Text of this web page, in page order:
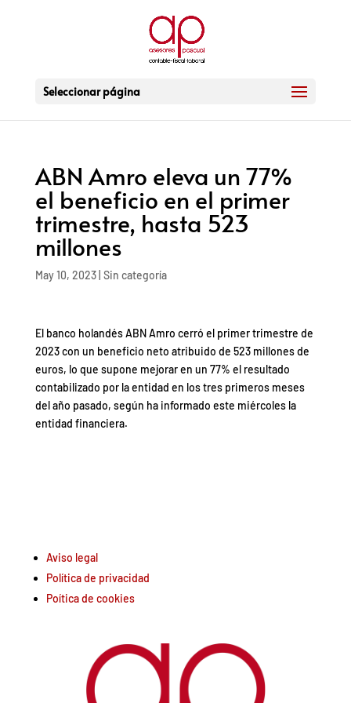
Seleccionar página
ABN Amro eleva un 77%
el beneficio en el primer
trimestre, hasta 523
millones
May 10, 2023| Sin categoría
El banco holandés ABN Amro cerró el primer trimestre de
2023 con un beneficio neto atribuido de 523 millones de
euros, lo que supone mejorar en un 77% el resultado
contabilizado por la entidad en los tres primeros meses
del año pasado, según ha informado este miércoles la
entidad financiera.
Aviso legal
Política de privacidad
Poítica de cookies